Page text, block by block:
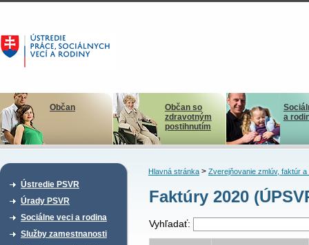
Občan
Občan so
zdravotným
postihnutím
a
Ústredie PSVR
Úrady PSVR
Sociálne veci a rodina
Služby zamestnanosti
Hlavná stránka> Zverejňovanie zmlúv, faktúr a
Faktúry 2020
Vyhľadať: